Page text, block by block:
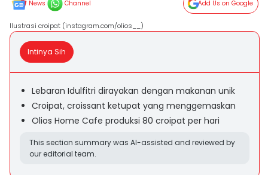
News Channel Add Us on Google
Ilustrasi croipat (instagram.com/olios__)
Intinya Sih
Lebaran Idulfitri dirayakan dengan makanan unik
Croipat, croissant ketupat yang menggemaskan
Olios Home Cafe produksi 80 croipat per hari
This section summary was AI-assisted and reviewed by
our editorial team.